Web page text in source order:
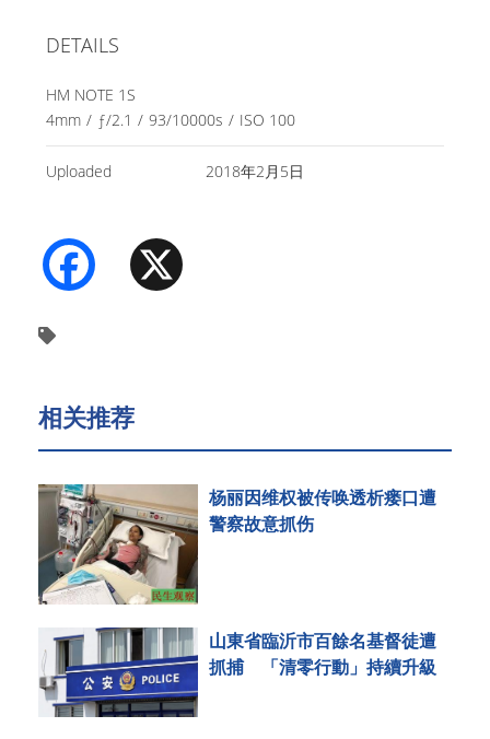
DETAILS
HM NOTE 1S
4mm / ƒ/2.1 / 93/10000s / ISO 100
Uploaded 2018年2月5日
Facebook
相关推荐
杨丽因维权被传唤透析瘘口遭
警察故意抓伤
山東省臨沂市百餘名基督徒遭
抓捕 「清零行動」持續升級